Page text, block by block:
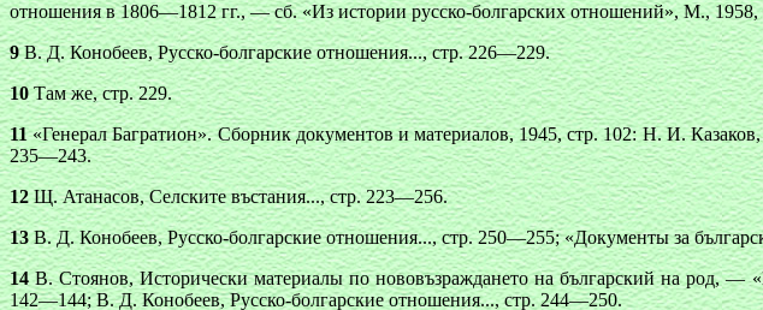
отношения в 1806—1812 гг., — сб. «Из истории русско-болгарских отношений», М.,
9В. Д. Конобеев, Русско-болгарские отношения..., стр. 226—229.
10Там же, стр. 229.
11«Генерал Багратион». Сборник документов и материалов, 1945, стр. 102: Н. И.
235—243.
12Щ. Атанасов, Селските въстания..., стр. 223—256.
13В. Д. Конобеев, Русско-болгарские отношения..., стр. 250—255; «Документы за
14В. Стоянов, Исторически материалы по нововъзраждането на българский на род, —
142—144; В. Д. Конобеев, Русско-болгарские отношения..., стр. 244—250.